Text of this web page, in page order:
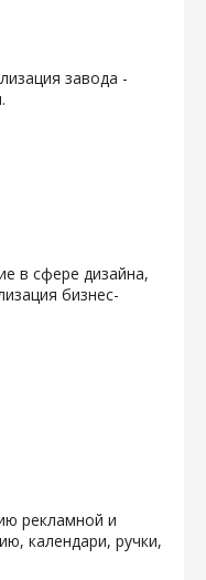
завода -
в сфере дизайна,
бизнес-
рекламной и
календари, ручки,